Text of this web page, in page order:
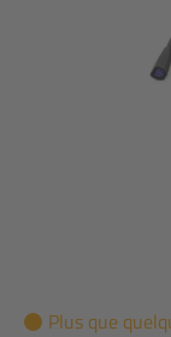
Plus que